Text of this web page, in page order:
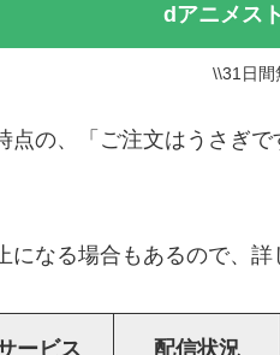
dアニメス
\\31日間
点の、「ご注文はうさぎ
になる場合もあるので、
ービス 配信状況